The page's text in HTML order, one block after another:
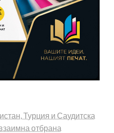
Турция и Саудитска
отбрана